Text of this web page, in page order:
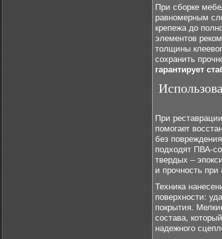
При сборке
равномерным
крепежа до
элементов
толщины
сохранить
гарантирует
При
помогает
без
подходят ПВА-
твердых –
и прочность при
Техника
поверхности:
покрытия.
состава,
надежного